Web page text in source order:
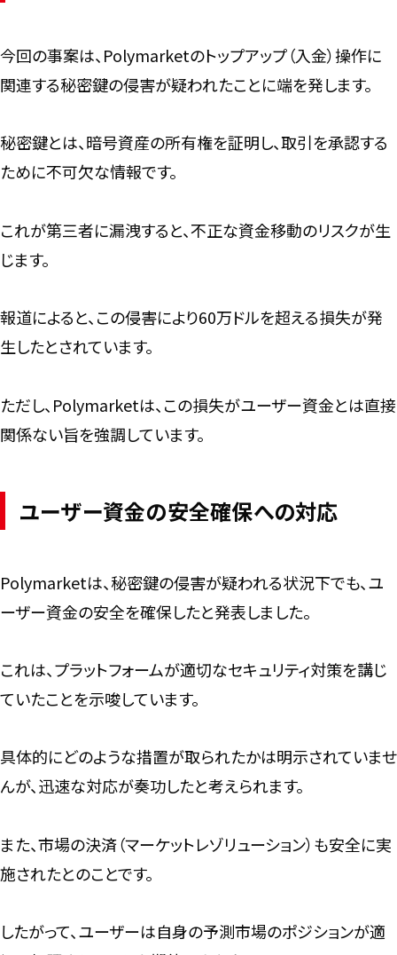
今回の事案は、Polymarketのトップアップ（入金）操作に
関連する秘密鍵の侵害が疑われたことに端を発します。
秘密鍵とは、暗号資産の所有権を証明し、取引を承認する
ために不可欠な情報です。
これが第三者に漏洩すると、不正な資金移動のリスクが生
じます。
報道によると、この侵害により60万ドルを超える損失が発
生したとされています。
ただし、Polymarketは、この損失がユーザー資金とは直接
関係ない旨を強調しています。
ユーザー資金の安全確保への対応
Polymarketは、秘密鍵の侵害が疑われる状況下でも、ユ
ーザー資金の安全を確保したと発表しました。
これは、プラットフォームが適切なセキュリティ対策を講じ
ていたことを示唆しています。
具体的にどのような措置が取られたかは明示されていませ
んが、迅速な対応が奏功したと考えられます。
また、市場の決済（マーケットレゾリューション）も安全に実
施されたとのことです。
したがって、ユーザーは自身の予測市場のポジションが適